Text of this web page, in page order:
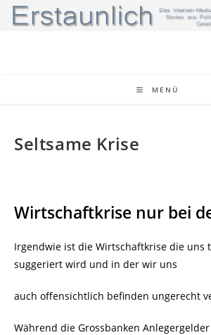
Zum
Inhalt
MENÜ
Seltsame Krise
Wirtschaftkrise nur bei
Irgendwie ist die Wirtschaftkrise die uns
suggeriert wird und in der wir uns
auch offensichtlich befinden ungerecht
Während die Grossbanken